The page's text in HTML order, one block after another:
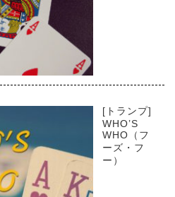
[トランプ]
WHO’S
WHO（フ
ーズ・フ
ー）